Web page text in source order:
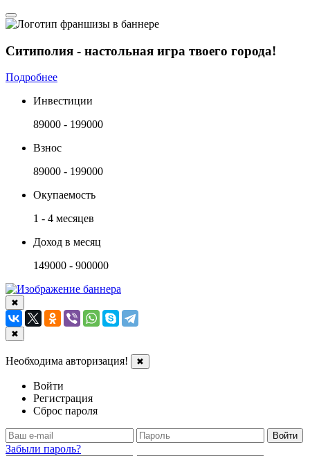
Ситиполия - настольная игра твоего города!
Подробнее
Инвестиции
89000 - 199000
Взнос
89000 - 199000
Окупаемость
1 - 4 месяцев
Доход в месяц
149000 - 900000
✖
✖
Необходима авторизация! ✖
Войти
Регистрация
Сброс пароля
Войти
Забыли пароль?